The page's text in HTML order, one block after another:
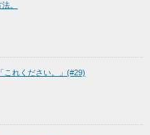
。
これください。」(#29)